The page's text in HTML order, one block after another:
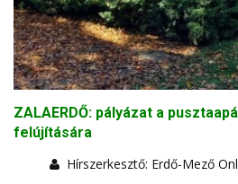
ZALAERDŐ: pályázat a
felújítására
Hírszerkesztő: Erdő-Mező